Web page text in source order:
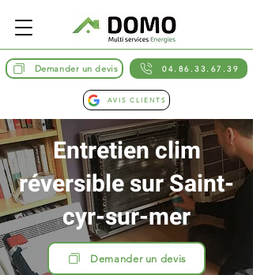
Demander un devis 04.86.33.67.39
AVIS CLIENTS
Entretien clim
réversible sur Saint-
cyr-sur-mer
Demander un devis